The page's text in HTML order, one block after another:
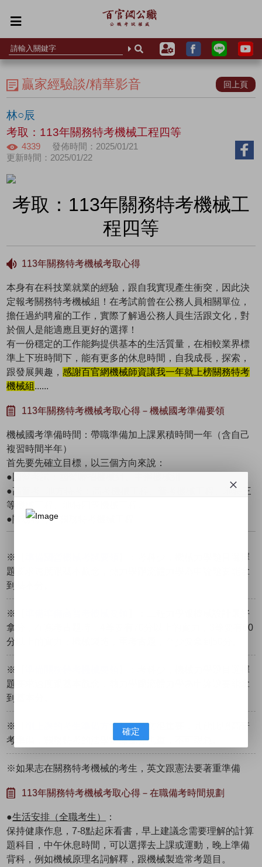
贏家經驗談/精華影音 回上頁
林○辰
考取：113年關務特考機械工程四等
4339
發佈時間：2025/01/21
更新時間：2025/01/22
考取：113年關務特考機械工
程四等
113年關務特考機械考取心得
本身有在科技業就業的經驗，跟自我實現產生衝突，因此決
定報考關務特考機械組！在考試前曾在公務人員相關單位，
擔任過約聘雇的工作，實際了解過公務人員生活跟文化，對
於個人是能適應且更好的選擇！
有一份穩定的工作能夠提供基本的生活質量，在相較業界標
準上下班時間下，能有更多的休息時間，自我成長，探索，
跟發展興趣， 感謝百官網機械師資讓我一年就上榜關務特考
機械組 ......
113年關務特考機械考取心得－機械國考準備要領
機械國考準備時間：帶職準備加上課累積時間一年（含自己
複習時間半年）
首先要先確立目標，以三個方向來說：
●國營考試：國營聯招機械組、中鋼機械組
●高普考+地方特考：高考機械工程、普考機械工程、地特三
等機械工程、地特四等機械工程。
●關務特考：關務特考機械工程
※【
】：考科少，機械力學題目選擇
題要求速度跟基本觀念，熱力學跟流體力學為申論題要能拿
到基本分。
※【
】：工程力學跟機械設計最好
拿分，在寫考古題時，4等要有70分以上的實力，3等要有60
分以上的實力，機械製造，重考古題，至少要拿到50分。
※【
】：考科少，機械力學題目選擇
題要求速度跟基本觀念，熱力學跟流體力學為申論題要能拿
到基本分。
※【 剛上課的考生準備方法】：英文很重要，其他比照高普
考準備，關務特考的法學常識配分也重，不可親忽。
※如果志在關務特考機械的考生，英文跟憲法要著重準備
113年關務特考機械考取心得－在職備考時間規劃
●生活安排（全職考生）
：
保持健康作息，7-8點起床看書，早上建議念需要理解的計算
題科目，中午休息時間，可以選擇去上課或運動，晚上準備
背科，例如機械原理名詞解釋，跟機械製造常考題目。
確定